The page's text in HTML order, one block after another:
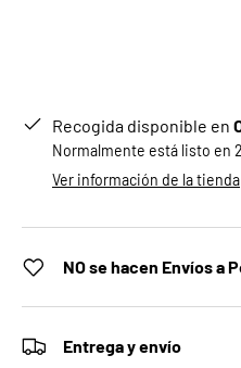
Recogida disponible en
Normalmente está listo en
Ver información de la tienda
NO se hacen Envíos a
Entrega y envío